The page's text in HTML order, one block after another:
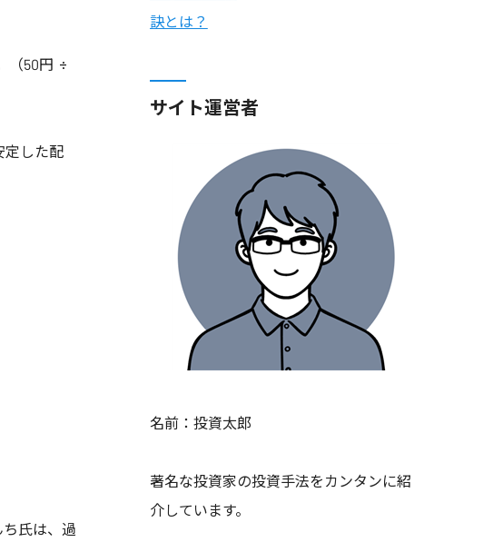
（50円 ÷
定した配
氏は、過
サイト運営者
名前：投資太郎
著名な投資家の投資手法をカンタンに紹
介しています。